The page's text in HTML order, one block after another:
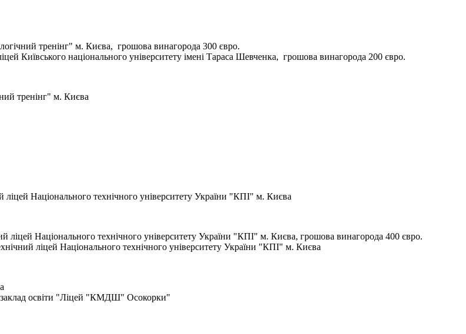
тренінг" м. Києва, грошова винагорода 300 євро.
Київського національного університету імені Тараса Шевченка, грошова винагорода 200 євро.
тренінг" м. Києва
Національного технічного університету України "КПІ" м. Києвa
Національного технічного університету України "КПІ" м. Києва, грошова винагорода 400 євро.
ліцей Національного технічного університету України "КПІ" м. Києвa
освіти "Ліцей "КМДШ" Осокорки"